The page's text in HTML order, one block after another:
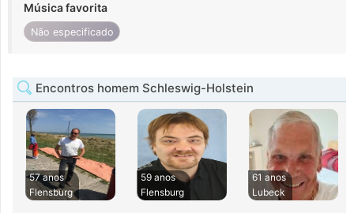
Música favorita
Não especificado
Encontros homem Schleswig-Holstein
57 anos
Flensburg
59 anos
Flensburg
61 anos
Lubeck